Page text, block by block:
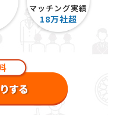
マッチング実績
18万社超